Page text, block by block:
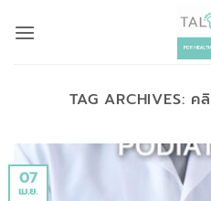
TAG ARCHIVES: ค
07
เม.ย.